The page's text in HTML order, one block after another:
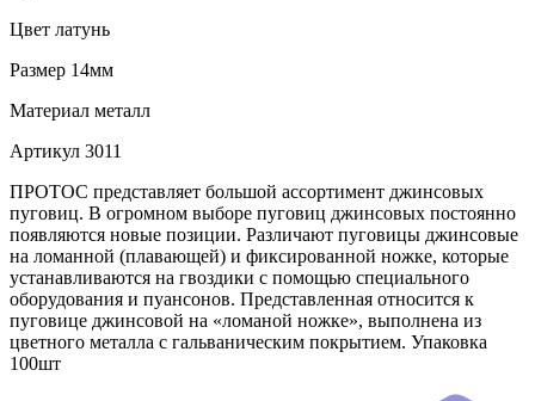
Цвет латунь
Размер 14мм
Материал металл
Артикул 3011
ПРОТОС представляет большой ассортимент джинсовых
пуговиц. В огромном выборе пуговиц джинсовых постоянно
появляются новые позиции. Различают пуговицы джинсовые
на ломанной (плавающей) и фиксированной ножке, которые
устанавливаются на гвоздики с помощью специального
оборудования и пуансонов. Представленная относится к
пуговице джинсовой на «ломаной ножке», выполнена из
цветного металла с гальваническим покрытием. Упаковка
100шт